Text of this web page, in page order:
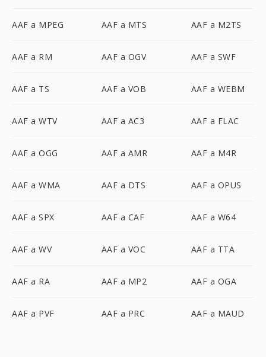
AAF a MPEG AAF a MTS AAF a M2TS
AAF a RM AAF a OGV AAF a SWF
AAF a TS AAF a VOB AAF a WEBM
AAF a WTV AAF a AC3 AAF a FLAC
AAF a OGG AAF a AMR AAF a M4R
AAF a WMA AAF a DTS AAF a OPUS
AAF a SPX AAF a CAF AAF a W64
AAF a WV AAF a VOC AAF a TTA
AAF a RA AAF a MP2 AAF a OGA
AAF a PVF AAF a PRC AAF a MAUD